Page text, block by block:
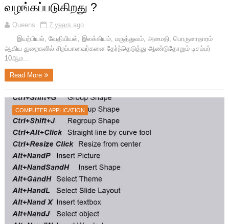
வழங்கப்படுகிறது ?
Queens
7 years ago
இயற்பியல், வேதியியல், இலக்கியம், மருத்துவம், அமைதி, பொருளாதாரம்
ஆகிய துறைகளில் சிறப்பானவர்களை தேர்ந்தெடுத்து ஆண்டுதோறும் டிசம்பர்
10ஆம...
Read More
COMPUTER APPLICATION